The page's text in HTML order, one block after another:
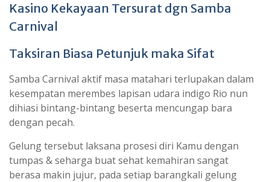
Kasino Kekayaan Tersurat dgn Samba
Carnival
Taksiran Biasa Petunjuk maka Sifat
Samba Carnival aktif masa matahari terlupakan dalam
kesempatan merembes lapisan udara indigo Rio nun
dihiasi bintang-bintang beserta mencungap bara
dengan pecah.
Gelung tersebut laksana prosesi diri Kamu dengan
tumpas & seharga buat sehat kemahiran sangat
berasa makin jujur, pada setiap barangkali gelung